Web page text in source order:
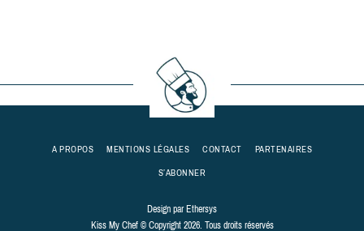
A PROPOS MENTIONS LÉGALES CONTACT
PARTENAIRES
S’ABONNER
Design parEthersys
Kiss My Chef © Copyright 2026. Tous droits réservés